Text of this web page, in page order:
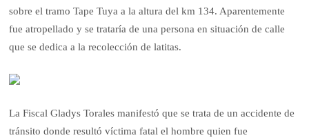
sobre el tramo Tape Tuya a la altura del km 134. Aparentemente
fue atropellado y se trataría de una persona en situación de calle
que se dedica a la recolección de latitas.
La Fiscal Gladys Torales manifestó que se trata de un accidente de
tránsito donde resultó víctima fatal el hombre quien fue